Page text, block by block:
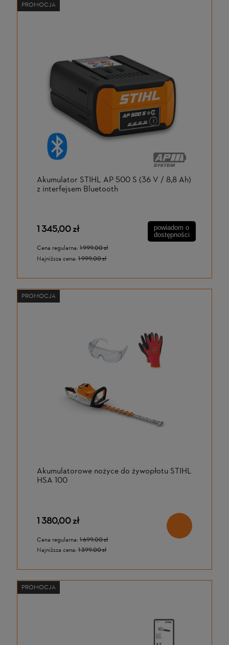
Akumulator STIHL AP 500 S (36 V / 8,8 Ah)
z interfejsem Bluetooth
1 345,00 zł
Cena regularna: 1 999,00 zł
Najniższa cena: 1 999,00 zł
powiadom o
dostępności
PROMOCJA
Akumulatorowe nożyce do żywopłotu STIHL
HSA 100
1 380,00 zł
Cena regularna: 1 699,00 zł
Najniższa cena: 1 399,00 zł
PROMOCJA
PROMOCJA